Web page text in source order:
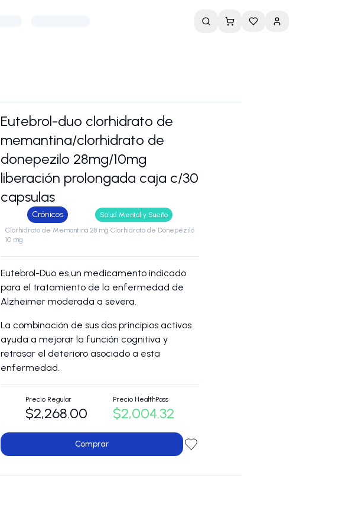
Eutebrol-duo clorhidrato de
memantina/clorhidrato de
donepezilo 28mg/10mg
liberación prolongada caja c/30
capsulas
Crónicos
Salud Mental y Sueño
Clorhidrato de Memantina 28 mg Clorhidrato de Donepezilo
10 mg
Eutebrol-Duo es un medicamento indicado
para el tratamiento de la enfermedad de
Alzheimer moderada a severa.
La combinación de sus dos principios activos
ayuda a mejorar la función cognitiva y
retrasar el deterioro asociado a esta
enfermedad.
Precio Regular
$2,268.00
Precio HealthPass
$2,004.32
Comprar